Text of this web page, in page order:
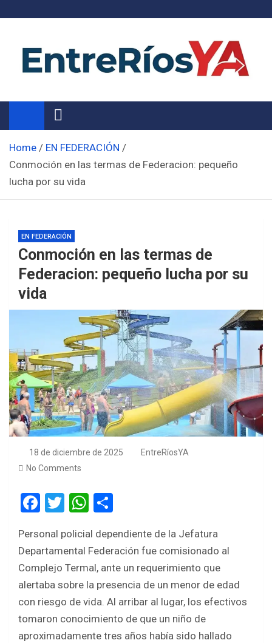
Noticias de Entre Ríos
Información de toda la provincia ahora
Home
EN FEDERACIÓN
Conmoción en las termas de Federacion: pequeño
lucha por su vida
EN FEDERACIÓN
Conmoción en las termas de
Federacion: pequeño lucha por su
vida
18 de diciembre de 2025
EntreRíosYA
No Comments
F
ce
b
o
o
k
T
tt
er
W
at
s
A
p
p
ar
e
Personal policial dependiente de la Jefatura
Departamental Federación fue comisionado al
Complejo Termal, ante un requerimiento que
alertaba sobre la presencia de un menor de edad
con riesgo de vida. Al arribar al lugar, los efectivos
tomaron conocimiento de que un niño de
aproximadamente tres años había sido hallado